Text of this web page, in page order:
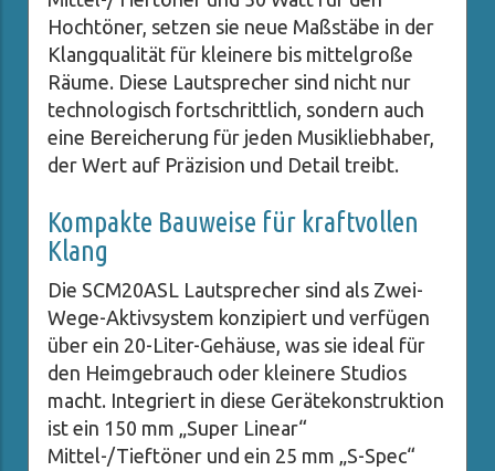
Hochtöner, setzen sie neue Maßstäbe in der
Klangqualität für kleinere bis mittelgroße
Räume. Diese Lautsprecher sind nicht nur
technologisch fortschrittlich, sondern auch
eine Bereicherung für jeden Musikliebhaber,
der Wert auf Präzision und Detail treibt.
Kompakte Bauweise für kraftvollen
Klang
Die SCM20ASL Lautsprecher sind als Zwei-
Wege-Aktivsystem konzipiert und verfügen
über ein 20-Liter-Gehäuse, was sie ideal für
den Heimgebrauch oder kleinere Studios
macht. Integriert in diese Gerätekonstruktion
ist ein 150 mm „Super Linear“
Mittel-/Tieftöner und ein 25 mm „S-Spec“